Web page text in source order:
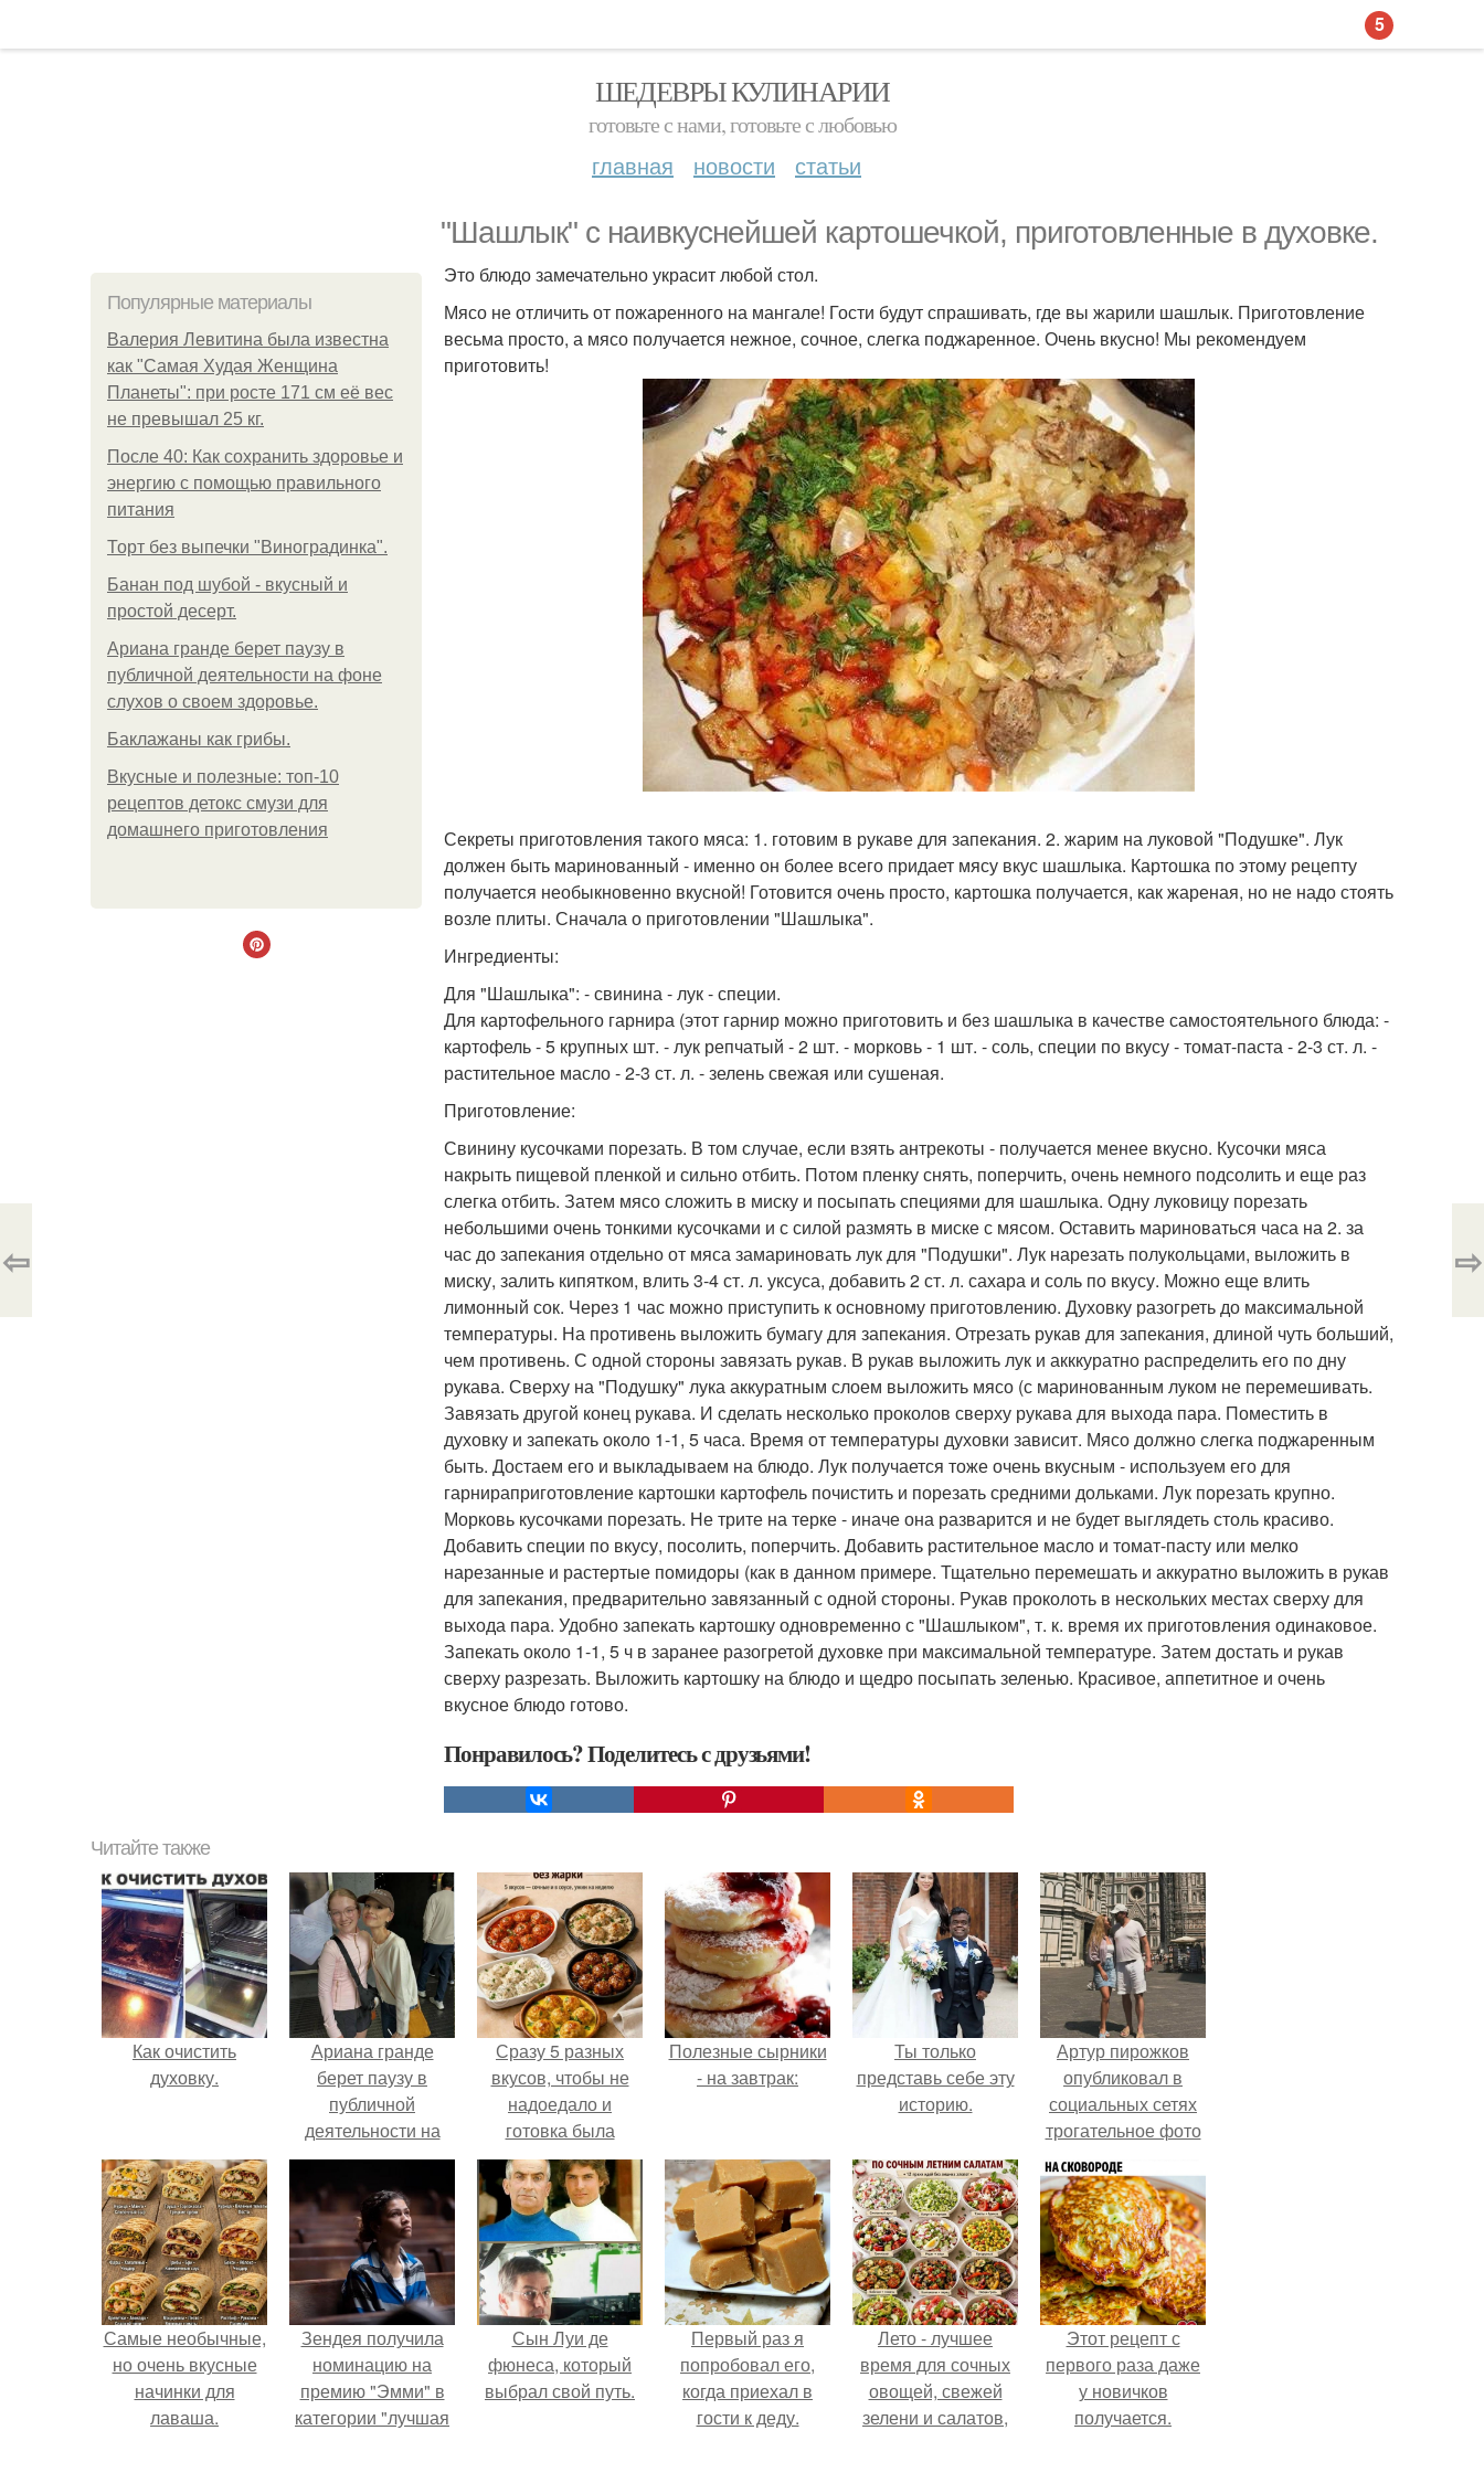
ШЕДЕВРЫ КУЛИНАРИИ
готовьте с нами, готовьте с любовью
главная новости статьи
"Шашлык" с наивкуснейшей картошечкой, приготовленные в духовке.
Популярные материалы
Валерия Левитина была известна
как "Самая Худая Женщина
Планеты": при росте 171 см её вес
не превышал 25 кг.
После 40: Как сохранить здоровье и
энергию с помощью правильного
питания
Торт без выпечки "Виноградинка".
Банан под шубой - вкусный и
простой десерт.
Ариана гранде берет паузу в
публичной деятельности на фоне
слухов о своем здоровье.
Баклажаны как грибы.
Вкусные и полезные: топ-10
рецептов детокс смузи для
домашнего приготовления
Это блюдо замечательно украсит любой стол.
Мясо не отличить от пожаренного на мангале! Гости будут спрашивать, где вы жарили шашлык. Приготовление
весьма просто, а мясо получается нежное, сочное, слегка поджаренное. Очень вкусно! Мы рекомендуем
приготовить!
Секреты приготовления такого мяса: 1. готовим в рукаве для запекания. 2. жарим на луковой "Подушке". Лук
должен быть маринованный - именно он более всего придает мясу вкус шашлыка. Картошка по этому рецепту
получается необыкновенно вкусной! Готовится очень просто, картошка получается, как жареная, но не надо стоять
возле плиты. Сначала о приготовлении "Шашлыка".
Ингредиенты:
Для "Шашлыка": - свинина - лук - специи.
Для картофельного гарнира (этот гарнир можно приготовить и без шашлыка в качестве самостоятельного блюда: -
картофель - 5 крупных шт. - лук репчатый - 2 шт. - морковь - 1 шт. - соль, специи по вкусу - томат-паста - 2-3 ст. л. -
растительное масло - 2-3 ст. л. - зелень свежая или сушеная.
Приготовление:
Свинину кусочками порезать. В том случае, если взять антрекоты - получается менее вкусно. Кусочки мяса
накрыть пищевой пленкой и сильно отбить. Потом пленку снять, поперчить, очень немного подсолить и еще раз
слегка отбить. Затем мясо сложить в миску и посыпать специями для шашлыка. Одну луковицу порезать
небольшими очень тонкими кусочками и с силой размять в миске с мясом. Оставить мариноваться часа на 2. за
час до запекания отдельно от мяса замариновать лук для "Подушки". Лук нарезать полукольцами, выложить в
миску, залить кипятком, влить 3-4 ст. л. уксуса, добавить 2 ст. л. сахара и соль по вкусу. Можно еще влить
лимонный сок. Через 1 час можно приступить к основному приготовлению. Духовку разогреть до максимальной
температуры. На противень выложить бумагу для запекания. Отрезать рукав для запекания, длиной чуть больший,
чем противень. С одной стороны завязать рукав. В рукав выложить лук и акккуратно распределить его по дну
рукава. Сверху на "Подушку" лука аккуратным слоем выложить мясо (с маринованным луком не перемешивать.
Завязать другой конец рукава. И сделать несколько проколов сверху рукава для выхода пара. Поместить в
духовку и запекать около 1-1, 5 часа. Время от температуры духовки зависит. Мясо должно слегка поджаренным
быть. Достаем его и выкладываем на блюдо. Лук получается тоже очень вкусным - используем его для
гарнираприготовление картошки картофель почистить и порезать средними дольками. Лук порезать крупно.
Морковь кусочками порезать. Не трите на терке - иначе она разварится и не будет выглядеть столь красиво.
Добавить специи по вкусу, посолить, поперчить. Добавить растительное масло и томат-пасту или мелко
нарезанные и растертые помидоры (как в данном примере. Тщательно перемешать и аккуратно выложить в рукав
для запекания, предварительно завязанный с одной стороны. Рукав проколоть в нескольких местах сверху для
выхода пара. Удобно запекать картошку одновременно с "Шашлыком", т. к. время их приготовления одинаковое.
Запекать около 1-1, 5 ч в заранее разогретой духовке при максимальной температуре. Затем достать и рукав
сверху разрезать. Выложить картошку на блюдо и щедро посыпать зеленью. Красивое, аппетитное и очень
вкусное блюдо готово.
Понравилось? Поделитесь с друзьями!
⇦ ⇨
Читайте также
Как очистить
духовку.
Ариана гранде
берет паузу в
публичной
деятельности на
фоне слухов о
своем здоровье.
Сразу 5 разных
вкусов, чтобы не
надоедало и
готовка была
проще.
Полезные сырники
- на завтрак:
Ты только
представь себе эту
историю.
Артур пирожков
опубликовал в
социальных сетях
трогательное фото
с супругой
Анжеликой,
сделанное во
время их недавнего
путешествия в
Италию.
Самые необычные,
но очень вкусные
начинки для
лаваша.
Зендея получила
номинацию на
премию "Эмми" в
категории "лучшая
Сын Луи де
фюнеса, который
выбрал свой путь.
Первый раз я
попробовал его,
когда приехал в
гости к деду.
Лето - лучшее
время для сочных
овощей, свежей
зелени и салатов,
Этот рецепт с
первого раза даже
у новичков
получается.
5